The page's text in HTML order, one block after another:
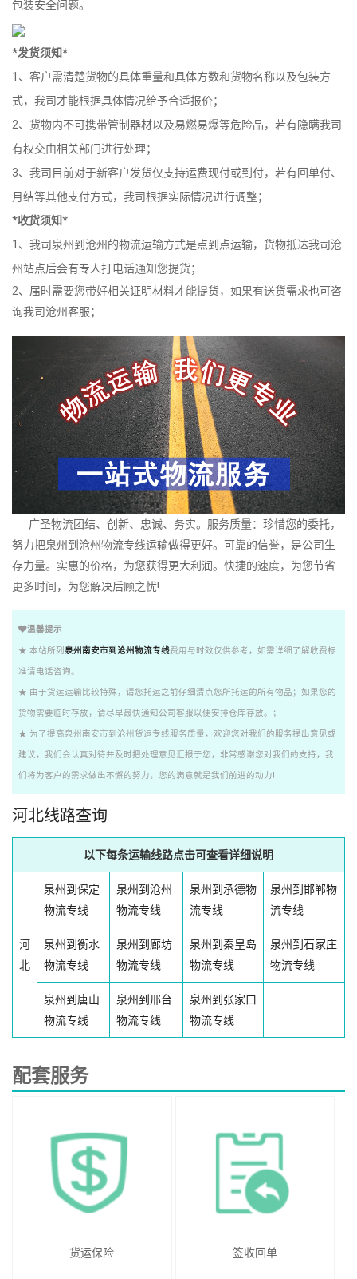
包装安全问题。
*发货须知*
1、客户需清楚货物的具体重量和具体方数和货物名称以及包装方
式，我司才能根据具体情况给予合适报价；
2、货物内不可携带管制器材以及易燃易爆等危险品，若有隐瞒我司
有权交由相关部门进行处理；
3、我司目前对于新客户发货仅支持运费现付或到付，若有回单付、
月结等其他支付方式，我司根据实际情况进行调整；
*收货须知*
1、我司泉州到沧州的物流运输方式是点到点运输，货物抵达我司沧
州站点后会有专人打电话通知您提货；
2、届时需要您带好相关证明材料才能提货，如果有送货需求也可咨
询我司沧州客服；
广圣物流团结、创新、忠诚、务实。服务质量：珍惜您的委托，
努力把泉州到沧州物流专线运输做得更好。可靠的信誉，是公司生
存力量。实惠的价格，为您获得更大利润。快捷的速度，为您节省
更多时间，为您解决后顾之忧!
温馨提示
★ 本站所列 泉州南安市到沧州物流专线费用与时效仅供参考，如需详细了解收费标
准请电话咨询。
★ 由于货运运输比较特殊，请您托运之前仔细清点您所托运的所有物品；如果您的
货物需要临时存放，请尽早最快通知公司客服以便安排仓库存放。；
★ 为了提高泉州南安市到沧州货运专线服务质量，欢迎您对我们的服务提出意见或
建议，我们会认真对待并及时把处理意见汇报于您，非常感谢您对我们的支持，我
们将为客户的需求做出不懈的努力，您的满意就是我们前进的动力!
河北线路查询
以下每条运输线路点击可查看详细说明
河
北
泉州到保定
物流专线
泉州到沧州
物流专线
泉州到承德物
流专线
泉州到邯郸物
流专线
泉州到衡水
物流专线
泉州到廊坊
物流专线
泉州到秦皇岛
物流专线
泉州到石家庄
物流专线
泉州到唐山
物流专线
泉州到邢台
物流专线
泉州到张家口
物流专线
配套服务
货运保险 签收回单